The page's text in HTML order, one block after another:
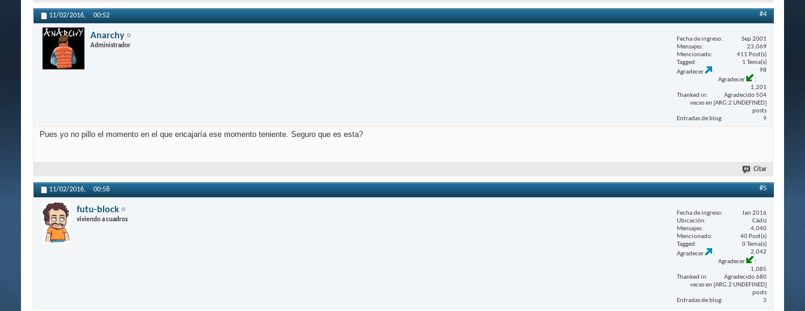
11/02/2016, 00:52 #4
Anarchy
Administrador
Fecha de ingreso
Sep 2001
Mensajes
23,069
Mencionado
411 Post(s)
Tagged
1 Tema(s)
Agradecer
98
Agradecer
1,201
Thanked in
Agradecido 504
veces en [ARG:2 UNDEFINED]
posts
Entradas de blog
9
Pues yo no pillo el momento en el que encajaría ese momento teniente. Seguro que es esta?
Citar
11/02/2016, 00:58 #5
futu-block
viviendo a cuadros
Fecha de ingreso
Jan 2016
Ubicación
Cádiz
Mensajes
4,040
Mencionado
40 Post(s)
Tagged
0 Tema(s)
Agradecer
2,042
Agradecer
1,085
Thanked in
Agradecido 680
veces en [ARG:2 UNDEFINED]
posts
Entradas de blog
3